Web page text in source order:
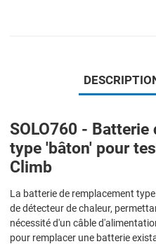
SOLO760 -
type 'bâton' pour
Climb
La batterie de remplacement
de détecteur de chaleur,
nécessité d'un câble
pour remplacer une batterie